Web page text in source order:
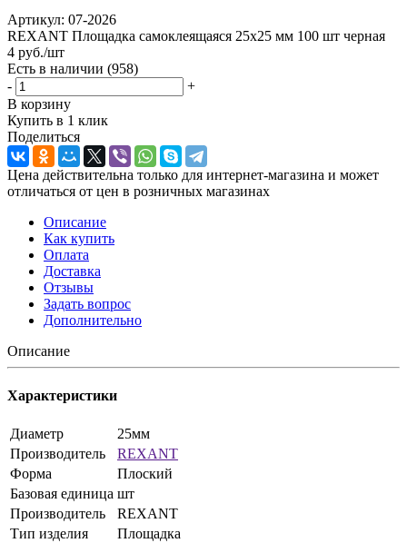
Артикул: 07-2026
REXANT Площадка самоклеящаяся 25х25 мм 100 шт черная
4 руб./шт
Есть в наличии (958)
-
+
В корзину
Купить в 1 клик
Поделиться
Цена действительна только для интернет-магазина и может
отличаться от цен в розничных магазинах
Описание
Как купить
Оплата
Доставка
Отзывы
Задать вопрос
Дополнительно
Описание
Характеристики
Диаметр
25мм
Производитель
REXANT
Форма
Плоский
Базовая единица шт
Производитель
REXANT
Тип изделия
Площадка